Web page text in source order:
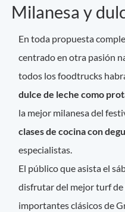
Milanesa y
En toda propuesta
centrado en otra pasión
todos los foodtrucks
dulce de leche como
la mejor milanesa del
clases de cocina con
especialistas.
El público que asista el
disfrutar del mejor turf
importantes clásicos de